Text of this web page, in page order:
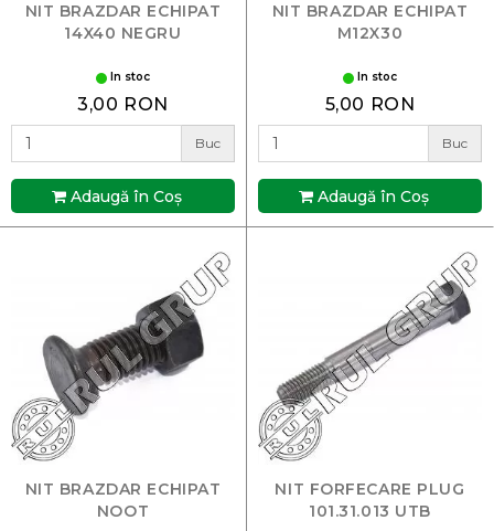
NIT BRAZDAR ECHIPAT
14X40 NEGRU
In stoc
3,00 RON
Buc
Adaugă în Coş
NIT BRAZDAR ECHIPAT
M12X30
In stoc
5,00 RON
Buc
Adaugă în Coş
NIT BRAZDAR ECHIPAT
NOOT
NIT FORFECARE PLUG
101.31.013 UTB